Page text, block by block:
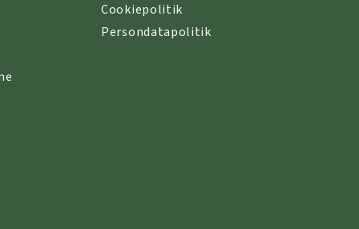
Cookiepolitik
Persondatapolitik